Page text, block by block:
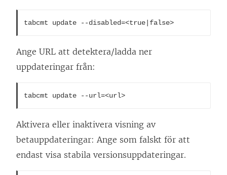
tabcmt update --disabled=<true|false>
Ange URL att detektera/ladda ner
uppdateringar från:
tabcmt update --url=<url>
Aktivera eller inaktivera visning av
betauppdateringar: Ange som falskt för att
endast visa stabila versionsuppdateringar.